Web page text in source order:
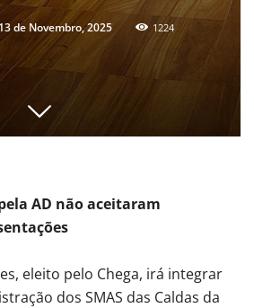
13 de Novembro, 2025 1224
AD não aceitaram
eleito pelo Chega, irá integrar
dos SMAS das Caldas da